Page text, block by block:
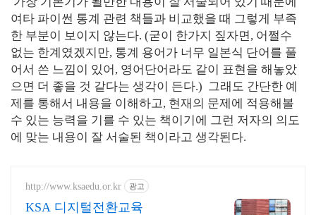
여타 파이썬 통계 관련 책들과 비교했을 때 그렇게 부족
한 부분이 보이지 않는다. (굳이 한가지 짚자면, 어쩔수
없는 한계였겠지만, 통계 용어가 너무 일본식 단어를 풀
어서 쓴 느낌이 있어, 영어단어라도 같이 표현을 해놓았
으면 더 좋을 것 같다는 생각이 든다.) 그래도 간단한 예
제를 통해서 내용을 이해하고, 현재의 문제에 적용해볼
수 있는 능력을 기를 수 있는 책이기에 그런 저자의 의도
에 맞는 내용이 잘 서술된 책이라고 생각된다.
http://www.ksaedu.or.kr 광고
KSA 디지털전환교육